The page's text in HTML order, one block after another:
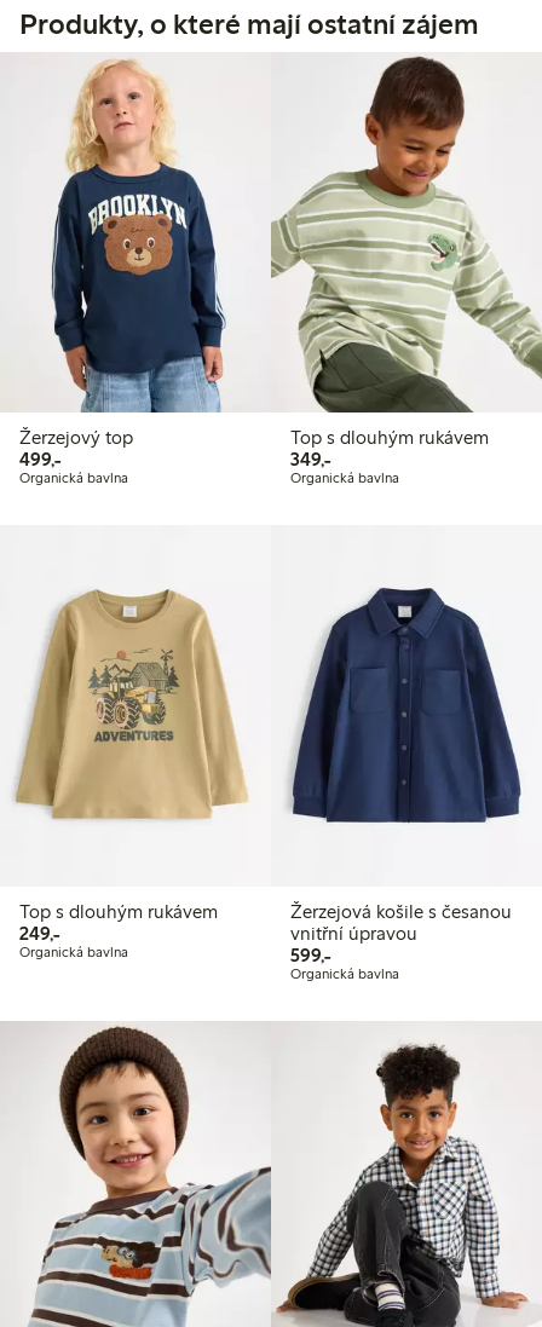
Produkty, o které mají ostatní zájem
Žerzejový top
499,-499,00 Kč
Organická bavlna
Top s dlouhým rukávem
349,-349,00 Kč
Organická bavlna
Top s dlouhým rukávem
249,-249,00 Kč
Organická bavlna
Žerzejová košile s česanou
vnitřní úpravou
599,-599,00 Kč
Organická bavlna